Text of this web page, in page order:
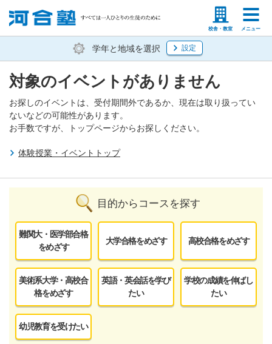
校舎・教室 メニュー
塾生の方 高等学校の先生
学年と地域を選択 設定
対象のイベントがありません
お探しのイベントは、受付期間外であるか、現在は取り扱ってい
ないなどの可能性があります。
お手数ですが、トップページからお探しください。
体験授業・イベントトップ
目的からコースを探す
難関大・医学部合格
をめざす
大学合格をめざす 高校合格をめざす
美術系大学・高校合
格をめざす
英語・英会話を学び
たい
学校の成績を伸ばし
たい
幼児教育を受けたい